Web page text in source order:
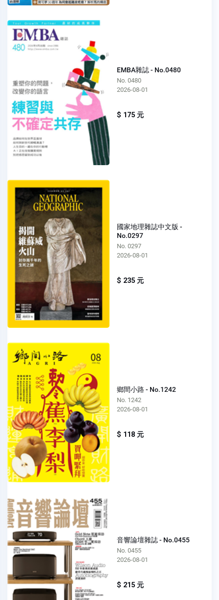
EMBA雜誌 - No.0480
No. 0480
2026-08-01
$ 175 元
國家地理雜誌中文版 -
No.0297
No. 0297
2026-08-01
$ 235 元
鄉間小路 - No.1242
No. 1242
2026-08-01
$ 118 元
音響論壇雜誌 - No.0455
No. 0455
2026-08-01
$ 215 元